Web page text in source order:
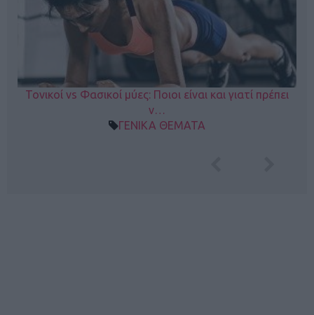
Τονικοί vs Φασικοί μύες: Ποιοι είναι και γιατί πρέπει
ν…
ΓΕΝΙΚΑ ΘΕΜΑΤΑ